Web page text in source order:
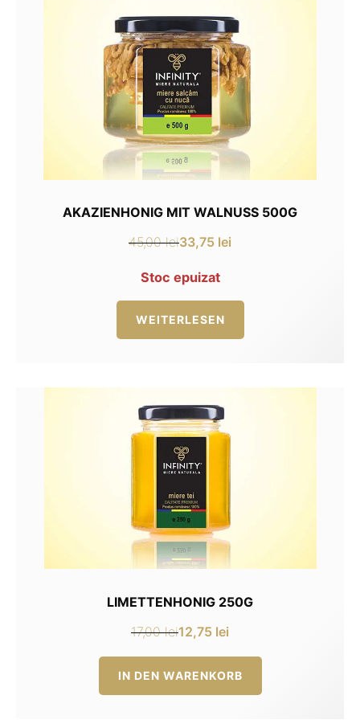
AKAZIENHONIG MIT WALNUSS 500G
45,00lei
Ursprünglicher
Preis
war:
33,75 lei
Aktueller
Preis
ist:
Stoc epuizat
WEITERLESEN
LIMETTENHONIG 250G
17,00lei
Ursprünglicher
Preis
war:
17,00 lei
12,75 lei
Aktueller
Preis
ist:
12,75 lei.
IN DEN WARENKORB